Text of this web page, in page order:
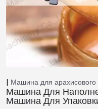
Машина для
Машина Для
Машина Для